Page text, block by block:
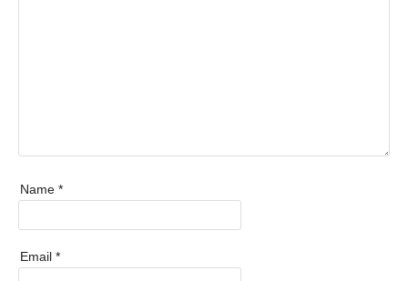
Name *
Email *